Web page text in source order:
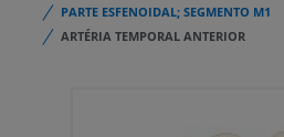
PARTE ESFENOIDAL; SEGMENTO M1
ARTÉRIA TEMPORAL ANTERIOR